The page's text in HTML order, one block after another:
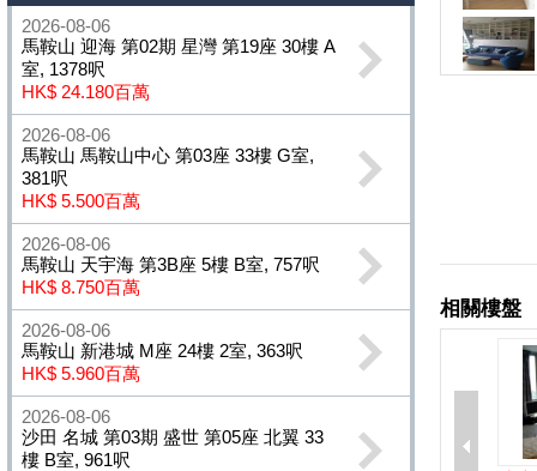
2026-08-06
馬鞍山 迎海 第02期 星灣 第19座 30樓 A
室, 1378呎
HK$ 24.180百萬
2026-08-06
馬鞍山 馬鞍山中心 第03座 33樓 G室,
381呎
HK$ 5.500百萬
2026-08-06
馬鞍山 天宇海 第3B座 5樓 B室, 757呎
HK$ 8.750百萬
2026-08-06
馬鞍山 新港城 M座 24樓 2室, 363呎
HK$ 5.960百萬
2026-08-06
沙田 名城 第03期 盛世 第05座 北翼 33
樓 B室, 961呎